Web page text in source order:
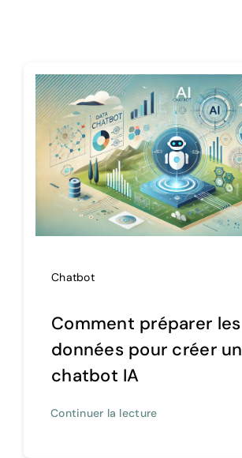
Chatbot
Comment préparer les
données pour créer un
chatbot IA
Continuer la lecture